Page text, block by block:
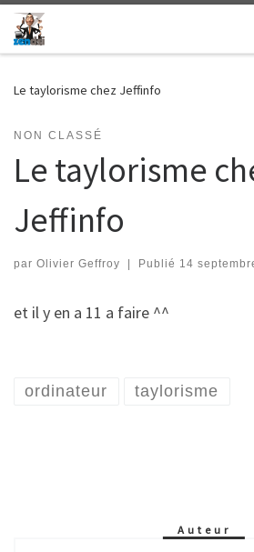
Skip to content
Le taylorisme chez Jeffinfo
NON CLASSÉ
Le taylorisme
Jeffinfo
par Olivier Geffroy | Publié 14
et il y en a 11 a faire ^^
ordinateur taylorisme
Auteur